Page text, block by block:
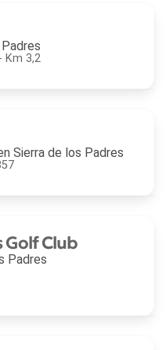
Km 3,2
Sierra de los Padres
Golf Club
Padres